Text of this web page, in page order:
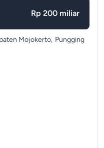
Rp 200 miliar
Mojokerto, Pungging